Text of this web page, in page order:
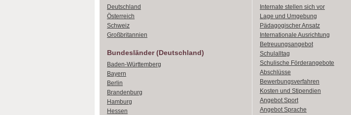
Deutschland
Österreich
Schweiz
Großbritannien
Bundesländer (Deutschland)
Baden-Württemberg
Bayern
Berlin
Brandenburg
Hamburg
Hessen
Internate stellen sich vor
Lage und Umgebung
Pädagogischer Ansatz
Internationale Ausrichtung
Betreuungsangebot
Schulalltag
Schulische Förderangebote
Abschlüsse
Bewerbungsverfahren
Kosten und Stipendien
Angebot Sport
Angebot Sprache